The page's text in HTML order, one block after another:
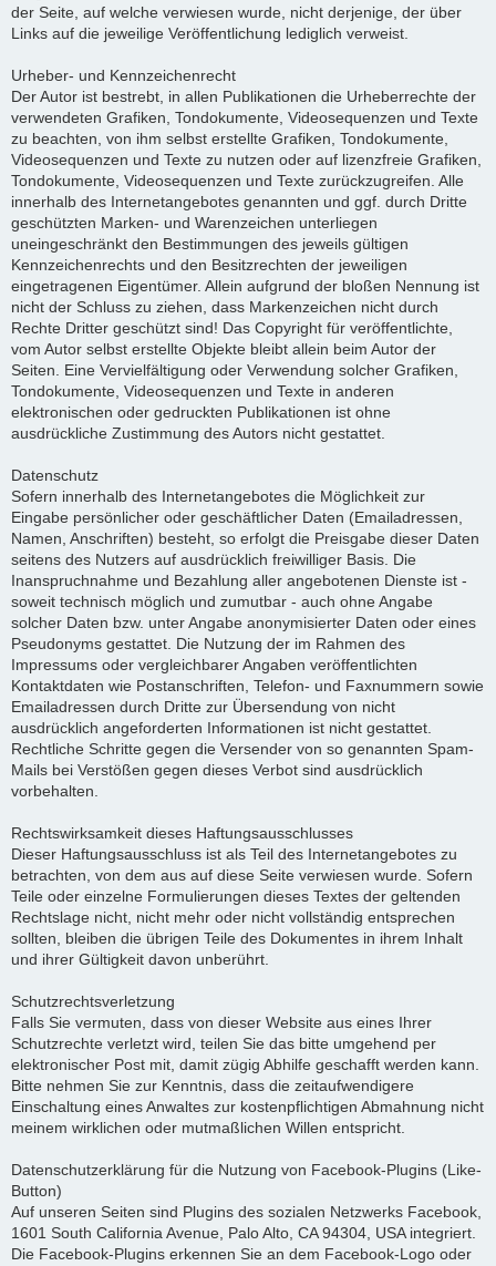
der Seite, auf welche verwiesen wurde, nicht derjenige, der über
Links auf die jeweilige Veröffentlichung lediglich verweist.
Urheber- und Kennzeichenrecht
Der Autor ist bestrebt, in allen Publikationen die Urheberrechte der
verwendeten Grafiken, Tondokumente, Videosequenzen und Texte
zu beachten, von ihm selbst erstellte Grafiken, Tondokumente,
Videosequenzen und Texte zu nutzen oder auf lizenzfreie Grafiken,
Tondokumente, Videosequenzen und Texte zurückzugreifen. Alle
innerhalb des Internetangebotes genannten und ggf. durch Dritte
geschützten Marken- und Warenzeichen unterliegen
uneingeschränkt den Bestimmungen des jeweils gültigen
Kennzeichenrechts und den Besitzrechten der jeweiligen
eingetragenen Eigentümer. Allein aufgrund der bloßen Nennung ist
nicht der Schluss zu ziehen, dass Markenzeichen nicht durch
Rechte Dritter geschützt sind! Das Copyright für veröffentlichte,
vom Autor selbst erstellte Objekte bleibt allein beim Autor der
Seiten. Eine Vervielfältigung oder Verwendung solcher Grafiken,
Tondokumente, Videosequenzen und Texte in anderen
elektronischen oder gedruckten Publikationen ist ohne
ausdrückliche Zustimmung des Autors nicht gestattet.
Datenschutz
Sofern innerhalb des Internetangebotes die Möglichkeit zur
Eingabe persönlicher oder geschäftlicher Daten (Emailadressen,
Namen, Anschriften) besteht, so erfolgt die Preisgabe dieser Daten
seitens des Nutzers auf ausdrücklich freiwilliger Basis. Die
Inanspruchnahme und Bezahlung aller angebotenen Dienste ist -
soweit technisch möglich und zumutbar - auch ohne Angabe
solcher Daten bzw. unter Angabe anonymisierter Daten oder eines
Pseudonyms gestattet. Die Nutzung der im Rahmen des
Impressums oder vergleichbarer Angaben veröffentlichten
Kontaktdaten wie Postanschriften, Telefon- und Faxnummern sowie
Emailadressen durch Dritte zur Übersendung von nicht
ausdrücklich angeforderten Informationen ist nicht gestattet.
Rechtliche Schritte gegen die Versender von so genannten Spam-
Mails bei Verstößen gegen dieses Verbot sind ausdrücklich
vorbehalten.
Rechtswirksamkeit dieses Haftungsausschlusses
Dieser Haftungsausschluss ist als Teil des Internetangebotes zu
betrachten, von dem aus auf diese Seite verwiesen wurde. Sofern
Teile oder einzelne Formulierungen dieses Textes der geltenden
Rechtslage nicht, nicht mehr oder nicht vollständig entsprechen
sollten, bleiben die übrigen Teile des Dokumentes in ihrem Inhalt
und ihrer Gültigkeit davon unberührt.
Schutzrechtsverletzung
Falls Sie vermuten, dass von dieser Website aus eines Ihrer
Schutzrechte verletzt wird, teilen Sie das bitte umgehend per
elektronischer Post mit, damit zügig Abhilfe geschafft werden kann.
Bitte nehmen Sie zur Kenntnis, dass die zeitaufwendigere
Einschaltung eines Anwaltes zur kostenpflichtigen Abmahnung nicht
meinem wirklichen oder mutmaßlichen Willen entspricht.
Datenschutzerklärung für die Nutzung von Facebook-Plugins (Like-
Button)
Auf unseren Seiten sind Plugins des sozialen Netzwerks Facebook,
1601 South California Avenue, Palo Alto, CA 94304, USA integriert.
Die Facebook-Plugins erkennen Sie an dem Facebook-Logo oder